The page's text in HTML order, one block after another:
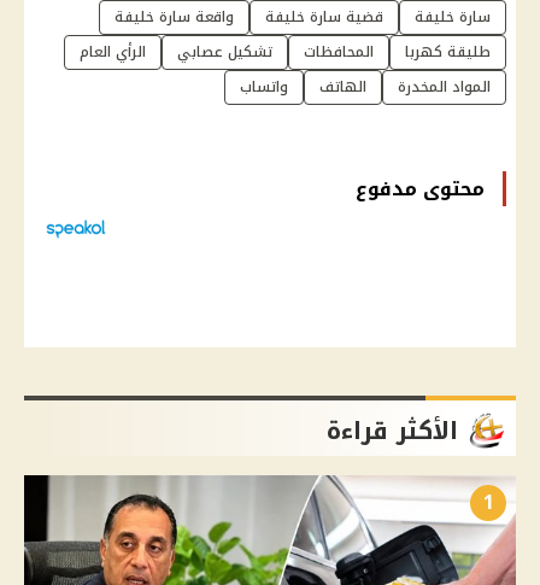
سارة خليفة قضية سارة خليفة
واقعة سارة خليفة
طليقة كهربا
المحافظات تشكيل عصابي
الرأي العام
المواد المخدرة
الهاتف واتساب
محتوى مدفوع
الأكثر قراءة
1